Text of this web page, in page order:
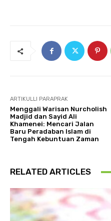
ARTIKULLI PARAPRAK
Menggali Warisan Nurcholish
Madjid dan Sayid Ali
Khamenei: Mencari Jalan
Baru Peradaban Islam di
Tengah Kebuntuan Zaman
RELATED ARTICLES